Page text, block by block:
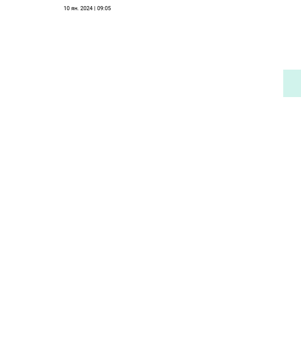
10 ян. 2024 | 09:05